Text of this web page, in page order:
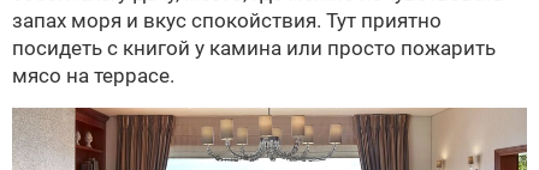
запах моря и вкус спокойствия. Тут приятно
посидеть с книгой у камина или просто пожарить
мясо на террасе.